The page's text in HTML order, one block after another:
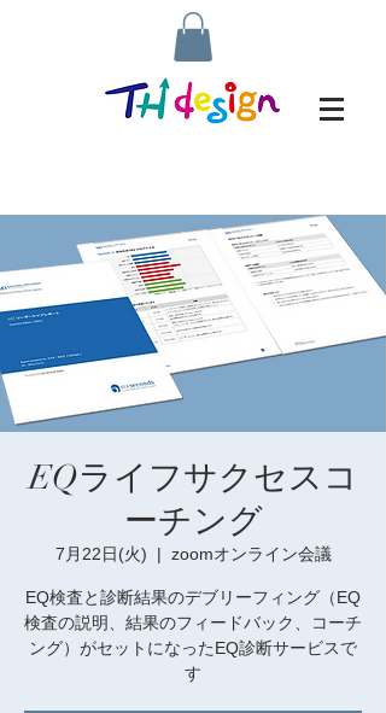
EQライフサクセスコ
ーチング
7月22日(火)
  |
zoomオンライン会議
EQ検査と診断結果のデブリーフィング（EQ
検査の説明、結果のフィードバック、コーチ
ング）がセットになったEQ診断サービスで
す